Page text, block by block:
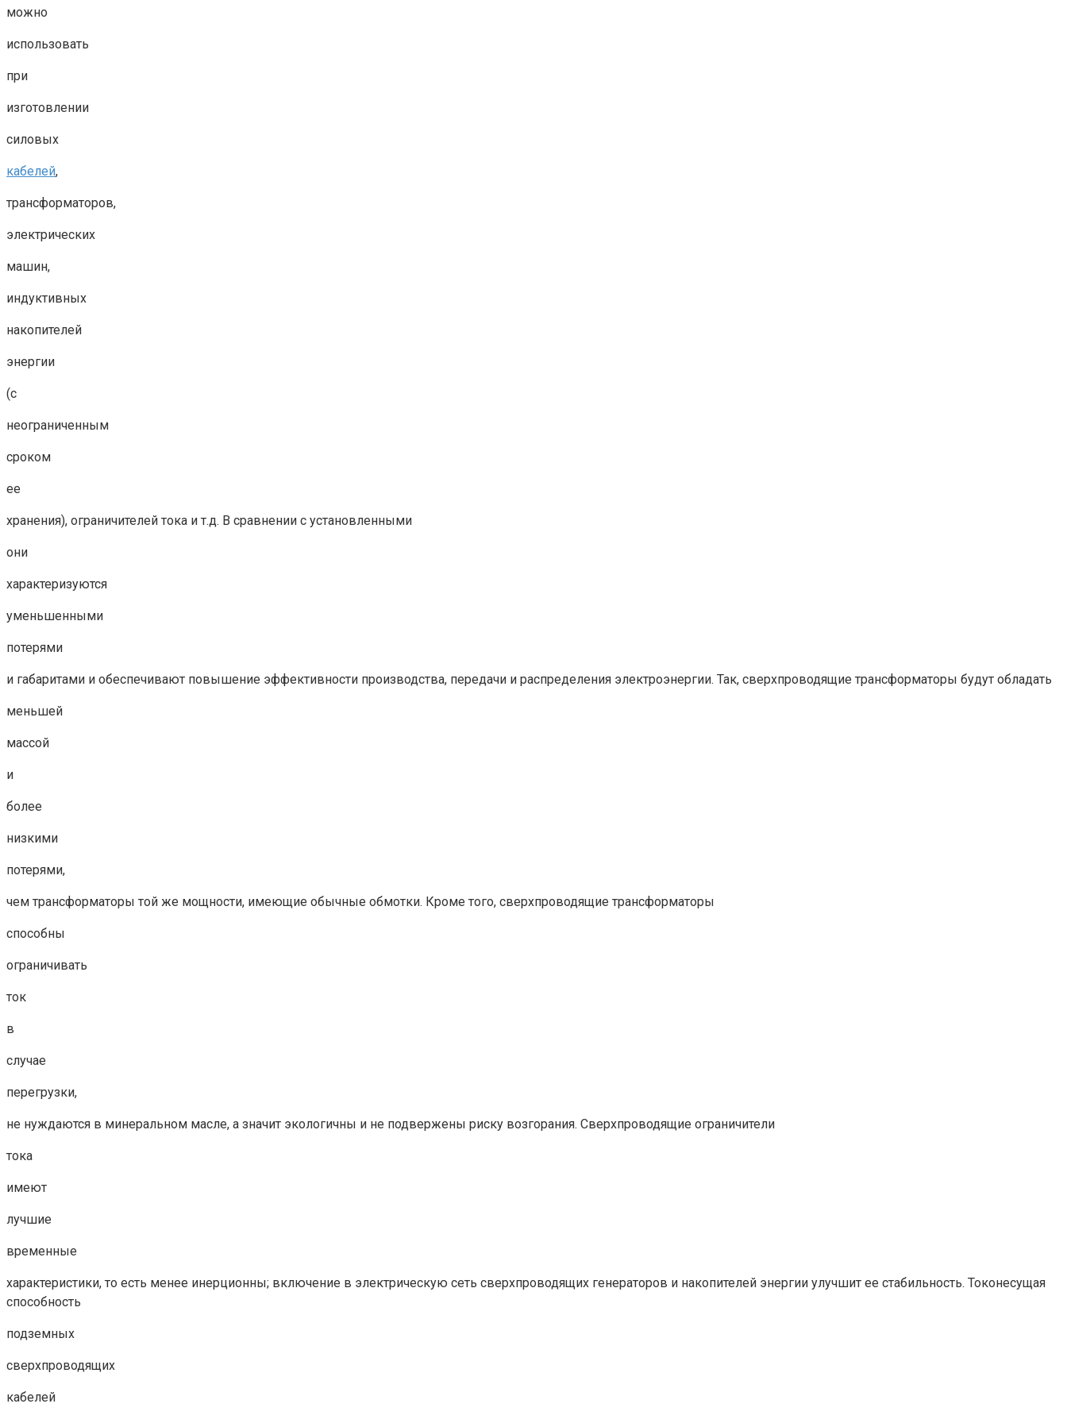
можно
использовать
при
изготовлении
силовых
кабелей,
трансформаторов,
электрических
машин,
индуктивных
накопителей
энергии
(с
неограниченным
сроком
ее
хранения), ограничителей тока и т.д. В сравнении с установленными
они
характеризуются
уменьшенными
потерями
и габаритами и обеспечивают повышение эффективности производства, передачи и распределения электроэнергии. Так, сверхпроводящие трансформаторы будут обладать
меньшей
массой
и
более
низкими
потерями,
чем трансформаторы той же мощности, имеющие обычные обмотки. Кроме того, сверхпроводящие трансформаторы
способны
ограничивать
ток
в
случае
перегрузки,
не нуждаются в минеральном масле, а значит экологичны и не подвержены риску возгорания. Сверхпроводящие ограничители
тока
имеют
лучшие
временные
характеристики, то есть менее инерционны; включение в электрическую сеть сверхпроводящих генераторов и накопителей энергии улучшит ее стабильность. Токонесущая
способность
подземных
сверхпроводящих
кабелей